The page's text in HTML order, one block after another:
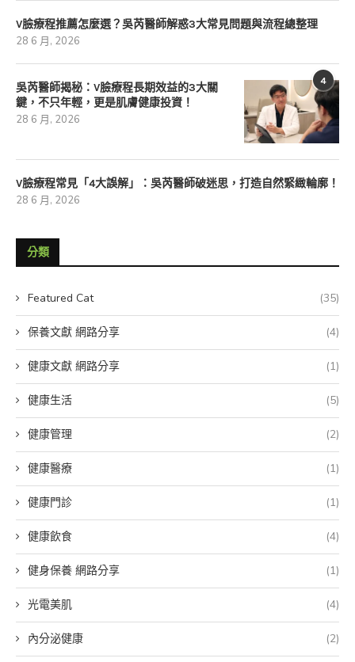
V臉療程推薦怎麼選？吳芮醫師解惑3大常見問題與流程總整理
28 6 月, 2026
4
吳芮醫師揭秘：V臉療程長期效益的3大關
鍵，不只年輕，更是肌膚健康投資！
28 6 月, 2026
V臉療程常見「4大誤解」：吳芮醫師破迷思，打造自然緊緻輪廓！
28 6 月, 2026
分類
Featured Cat (35)
保養文獻 網路分享 (4)
健康文獻 網路分享 (1)
健康生活 (5)
健康管理 (2)
健康醫療 (1)
健康門診 (1)
健康飲食 (4)
健身保養 網路分享 (1)
光電美肌 (4)
內分泌健康 (2)